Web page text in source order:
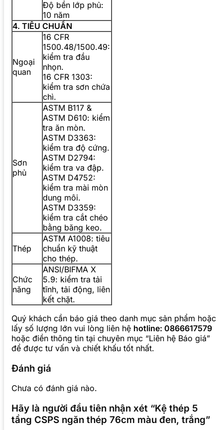
Độ bền lớp phủ:
10 năm
4. TIÊU CHUẨN
Ngoại
quan
16 CFR
1500.48/1500.49:
kiểm tra đầu
nhọn.
16 CFR 1303:
kiểm tra sơn chứa
chì.
Sơn
phủ
ASTM B117 &
ASTM D610: kiểm
tra ăn mòn.
ASTM D3363:
kiểm tra độ cứng.
ASTM D2794:
kiểm tra va đập.
ASTM D4752:
kiểm tra mài mòn
dung môi.
ASTM D3359:
kiểm tra cắt chéo
bằng băng keo.
Thép
ASTM A1008: tiêu
chuẩn kỹ thuật
cho thép.
Chức
năng
ANSI/BIFMA X
5.9: kiểm tra tải
tĩnh, tải động, liên
kết chặt.
Quý khách cần báo giá theo danh mục sản phẩm hoặc
lấy số lượng lớn vui lòng liên hệ hotline: 0866617579
hoặc điền thông tin tại chuyên mục “Liên hệ Báo giá”
để được tư vấn và chiết khấu tốt nhất.
Đánh giá
Chưa có đánh giá nào.
Hãy là người đầu tiên nhận xét “Kệ thép 5
tầng CSPS ngăn thép 76cm màu đen, trắng”